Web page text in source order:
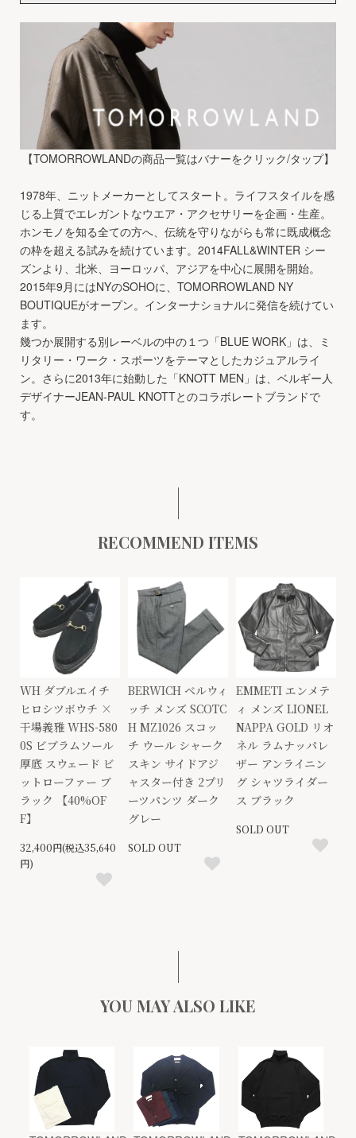
【TOMORROWLANDの商品一覧はバナーをクリック/タップ】
1978年、ニットメーカーとしてスタート。ライフスタイルを感
じる上質でエレガントなウエア・アクセサリーを企画・生産。
ホンモノを知る全ての方へ、伝統を守りながらも常に既成概念
の枠を超える試みを続けています。2014FALL&WINTER シー
ズンより、北米、ヨーロッパ、アジアを中心に展開を開始。
2015年9月にはNYのSOHOに、TOMORROWLAND NY
BOUTIQUEがオープン。インターナショナルに発信を続けてい
ます。
幾つか展開する別レーベルの中の１つ「BLUE WORK」は、ミ
リタリー・ワーク・スポーツをテーマとしたカジュアルライ
ン。さらに2013年に始動した「KNOTT MEN」は、ベルギー人
デザイナーJEAN-PAUL KNOTTとのコラボレートブランドで
す。
RECOMMEND ITEMS
WH ダブルエイチ
ヒロシツボウチ ×
干場義雅 WHS-580
0S ビブラムソール
厚底 スウェード ビ
ットローファー ブ
ラック 【40%OF
F】
32,400円(税込35,640
円)
BERWICH ベルウィ
ッチ メンズ SCOTC
H MZ1026 スコッ
チ ウール シャーク
スキン サイドアジ
ャスター付き 2プリ
ーツパンツ ダーク
グレー
SOLD OUT
EMMETI エンメテ
ィ メンズ LIONEL
NAPPA GOLD リオ
ネル ラムナッパレ
ザー アンライニン
グ シャツライダー
ス ブラック
SOLD OUT
YOU MAY ALSO LIKE